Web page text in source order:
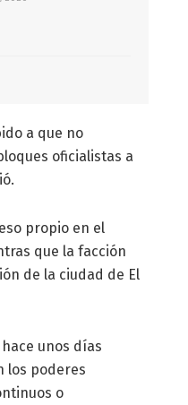
a que no
oficialistas a
propio en el
que la facción
de la ciudad de El
unos días
los poderes
o